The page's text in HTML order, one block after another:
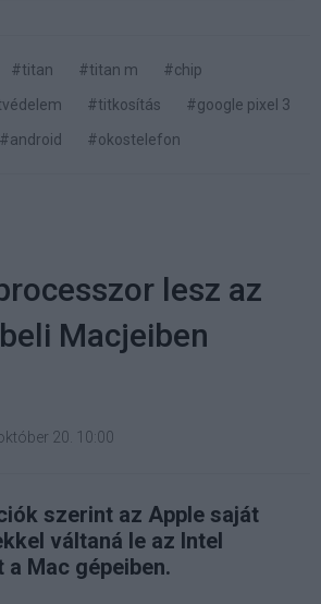
#titan #titan m
#chip
#titkosítás
#google pixel 3
#android #okostelefon
lesz az
Macjeiben
20. 10:00
szerint az Apple saját
váltaná le az Intel
Mac gépeiben.